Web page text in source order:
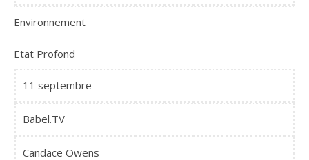
Environnement
Etat Profond
11 septembre
Babel.TV
Candace Owens